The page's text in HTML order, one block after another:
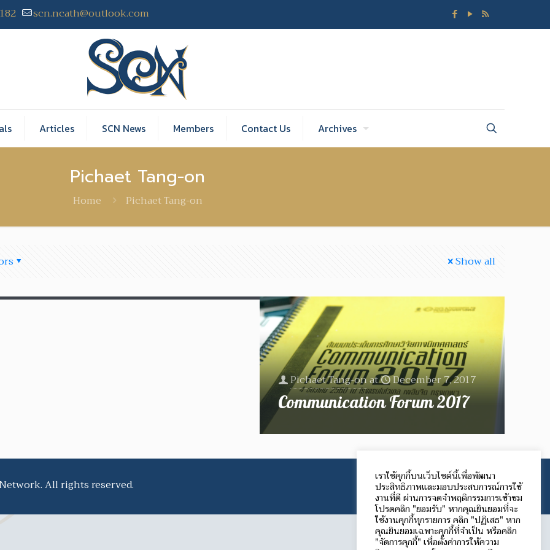
scn.ncath@outlook.com
Articles SCN News Members Contact Us Archives
Pichaet Tang-on
Home Pichaet Tang-on
Show all
Pichaet Tang-onat December 7, 2017
Communication Forum 2017
All rights reserved.
เราใช้คุกกี้บนเว็บไซต์นี้เพื่อพัฒนา
ประสิทธิภาพและมอบประสบการณ์การใช้
งานที่ดี ผ่านการจดจำพฤติกรรมการเข้าชม
โปรดคลิก "ยอมรับ" หากคุณยินยอมที่จะ
ใช้งานคุกกี้ทุกรายการ คลิก "ปฏิเสธ" หาก
คุณยินยอมเฉพาะคุกกี้ที่จำเป็น หรือคลิก
"จัดการคุกกี้" เพื่อตั้งค่าการให้ความ